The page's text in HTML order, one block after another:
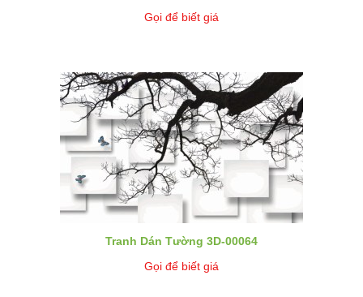
Gọi để biết giá
Tranh Dán Tường 3D-00064
Gọi để biết giá